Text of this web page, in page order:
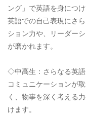
ング」で英語を身につけ
英語での自己表現にさ
ション力や、リーダー
が磨かれます。
◇中高生：さらなる英
コミュニケーションが
く、物事を深く考える
けます。